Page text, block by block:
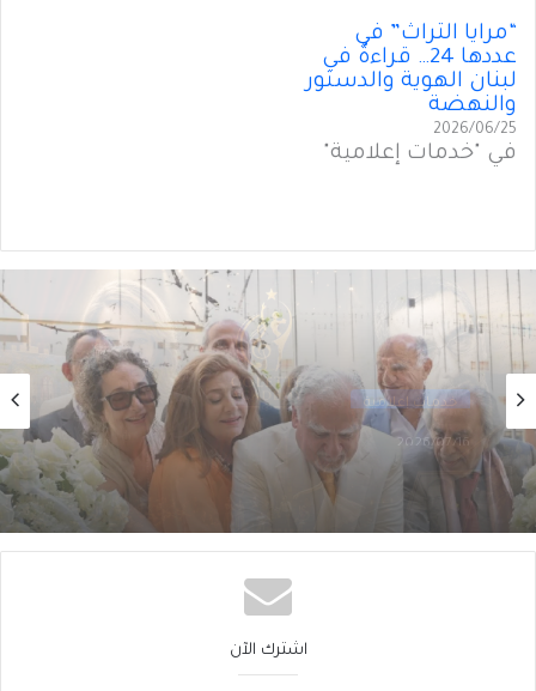
“مرايا التراث” في
عددها 24… قراءةٌ في
لبنان الهوية والدستور
والنهضة
2026/06/25
في "خدمات إعلامية"
خدمات إعلامية
2026/07/14
التراث اللبناني إِلى “أَكاديمْيا”
اشترك الآن